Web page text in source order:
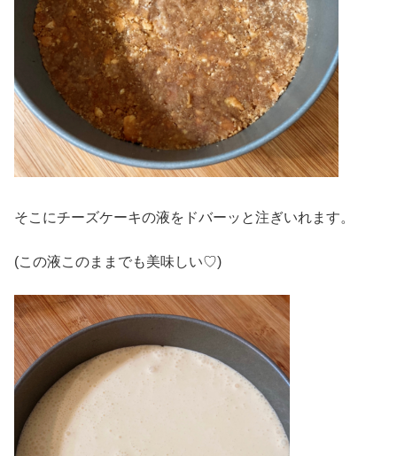
そこにチーズケーキの液をドバーッと注ぎいれます。
(この液このままでも美味しい♡)